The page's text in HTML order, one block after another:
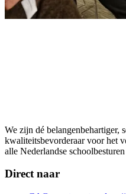
We zijn dé belangenbehartiger,
kwaliteitsbevorderaar voor het
alle Nederlandse
Direct naar